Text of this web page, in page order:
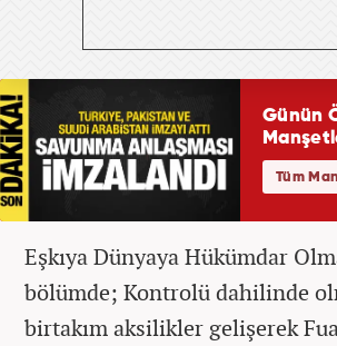
Eşkıya Dünyaya Hükümdar
bölümde; Kontrolü dahilinde
birtakım aksilikler gelişerek